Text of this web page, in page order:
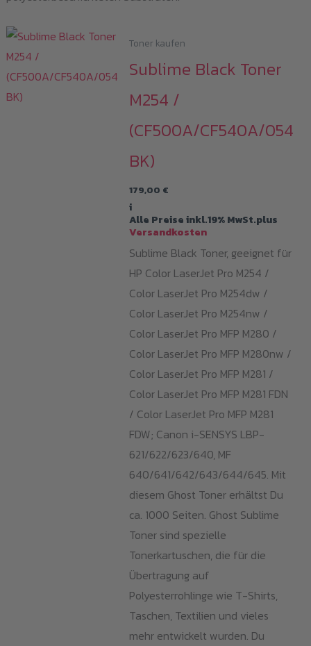
Toner kaufen
Sublime Black Toner
M254 /
(CF500A/CF540A/054
BK)
179,00 €
i
Alle Preise inkl.19% MwSt.plus
Versandkosten
Sublime Black Toner, geeignet für
HP Color LaserJet Pro M254 /
Color LaserJet Pro M254dw /
Color LaserJet Pro M254nw /
Color LaserJet Pro MFP M280 /
Color LaserJet Pro MFP M280nw /
Color LaserJet Pro MFP M281 /
Color LaserJet Pro MFP M281 FDN
/ Color LaserJet Pro MFP M281
FDW; Canon i-SENSYS LBP-
621/622/623/640, MF
640/641/642/643/644/645. Mit
diesem Ghost Toner erhältst Du
ca. 1000 Seiten. Ghost Sublime
Toner sind spezielle
Tonerkartuschen, die für die
Übertragung auf
Polyesterrohlinge wie T-Shirts,
Taschen, Textilien und vieles
mehr entwickelt wurden. Du